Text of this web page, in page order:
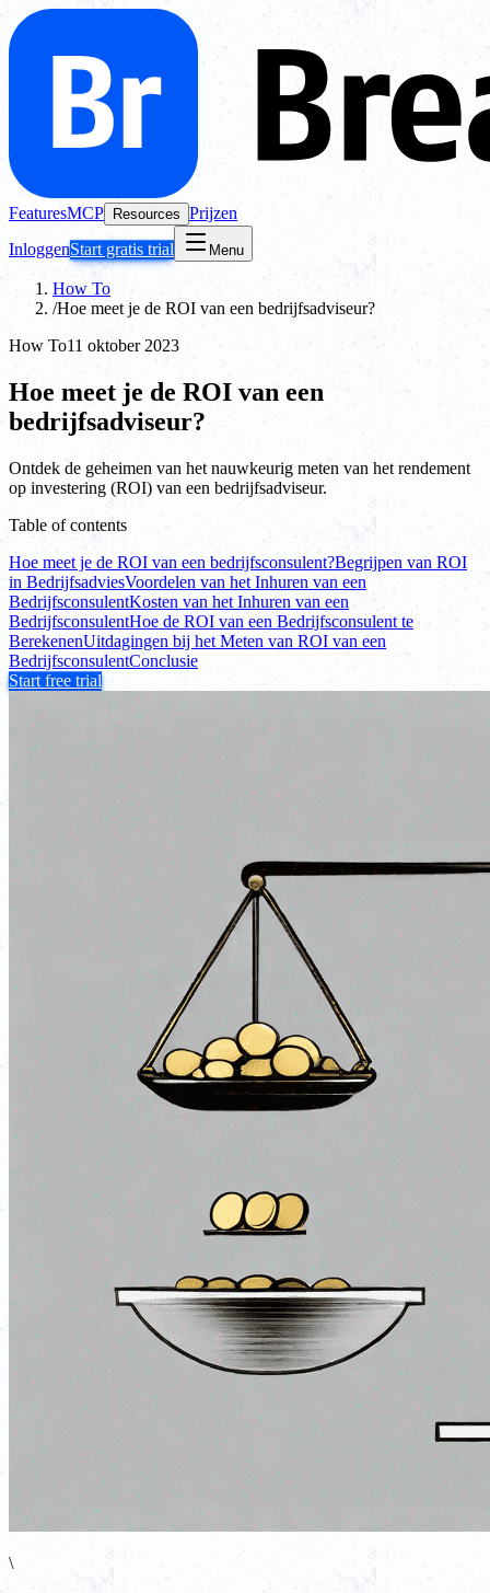
FeaturesMCP Resources Prijzen
InloggenStart gratis trial Menu
How To
/Hoe meet je de ROI van een bedrijfsadviseur?
How To11 oktober 2023
Hoe meet je de ROI van een
bedrijfsadviseur?
Ontdek de geheimen van het nauwkeurig meten van het rendement
op investering (ROI) van een bedrijfsadviseur.
Table of contents
Hoe meet je de ROI van een bedrijfsconsulent?Begrijpen van ROI
in BedrijfsadviesVoordelen van het Inhuren van een
BedrijfsconsulentKosten van het Inhuren van een
BedrijfsconsulentHoe de ROI van een Bedrijfsconsulent te
BerekenenUitdagingen bij het Meten van ROI van een
BedrijfsconsulentConclusie
Start free trial
\